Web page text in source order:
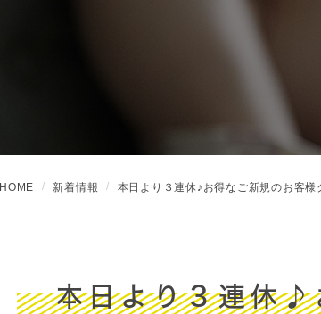
HOME 新着情報 本日より３連休♪お得なご新規のお客様
本日より３連休♪